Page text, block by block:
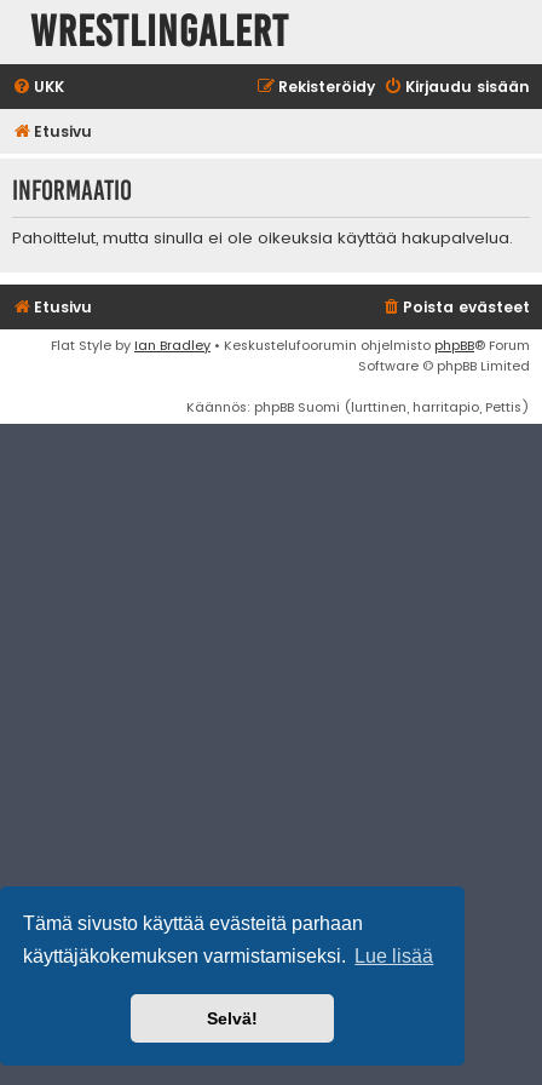
Tämä sivusto käyttää evästeitä parhaan
käyttäjäkokemuksen varmistamiseksi.
Lue lisää
Selvä!
WrestlingAlert
UKK Kirjaudu sisään
Rekisteröidy
Etusivu
Informaatio
Pahoittelut, mutta sinulla ei ole oikeuksia käyttää hakupalvelua.
Etusivu Poista evästeet
Flat Style by Ian Bradley • Keskustelufoorumin ohjelmisto phpBB® Forum
Software © phpBB Limited
Käännös: phpBB Suomi (lurttinen, harritapio, Pettis)